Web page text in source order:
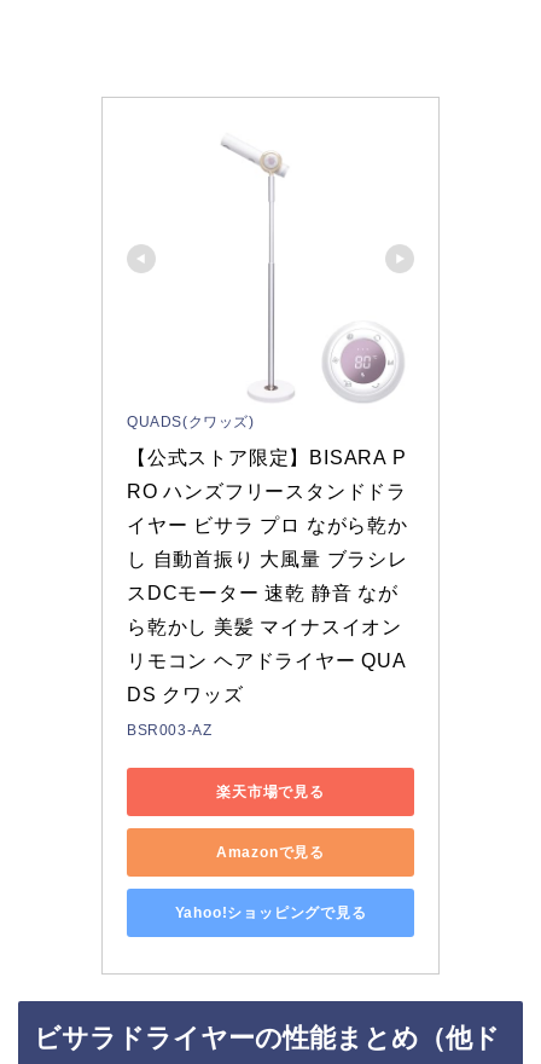
QUADS(クワッズ)
【公式ストア限定】BISARA P
RO ハンズフリースタンドドラ
イヤー ビサラ プロ ながら乾か
し 自動首振り 大風量 ブラシレ
スDCモーター 速乾 静音 なが
ら乾かし 美髪 マイナスイオン
リモコン ヘアドライヤー QUA
DS クワッズ
BSR003-AZ
楽天市場で見る
Amazonで見る
Yahoo!ショッピングで見る
ビサラドライヤーの性能まとめ（他ド